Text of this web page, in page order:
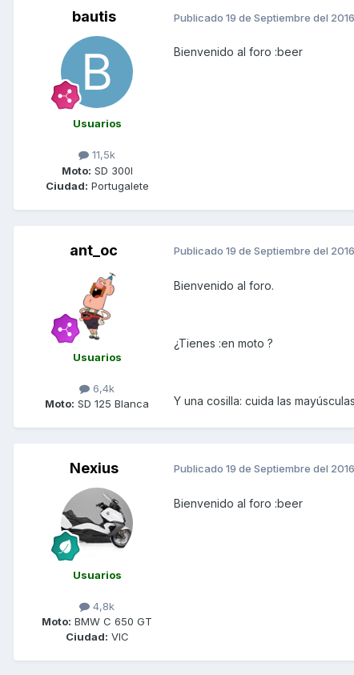
bautis
Usuarios
11,5k
Moto: SD 300I
Ciudad: Portugalete
Publicado 19 de Septiembre del 2016
Bienvenido al foro :beer
ant_oc
Usuarios
6,4k
Moto: SD 125 Blanca
Publicado 19 de Septiembre del 2016
Bienvenido al foro.
¿Tienes :en moto ?
Y una cosilla: cuida las mayúsculas
Nexius
Usuarios
4,8k
Moto: BMW C 650 GT
Ciudad: VIC
Publicado 19 de Septiembre del 2016
Bienvenido al foro :beer